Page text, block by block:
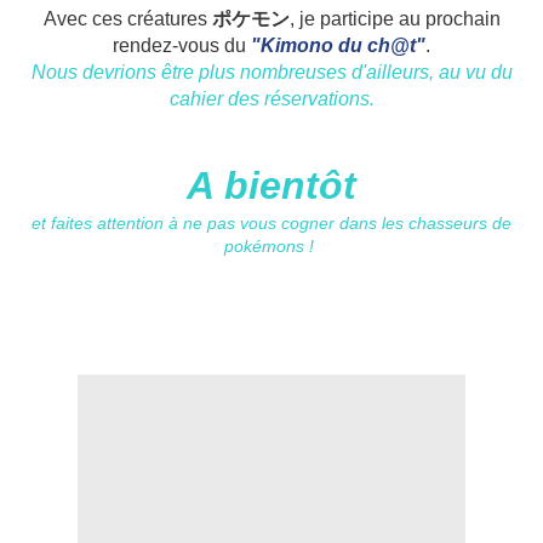
Avec ces créatures ポケモン, je participe au prochain
rendez-vous du "Kimono du ch@t".
Nous devrions être plus nombreuses d'ailleurs, au vu du
cahier des réservations.
A bientôt
et faites attention à ne pas vous cogner dans les chasseurs de
pokémons !